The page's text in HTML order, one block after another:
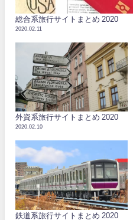
総合系旅行サイトまとめ 2020
2020.02.11
外資系旅行サイトまとめ 2020
2020.02.10
鉄道系旅行サイトまとめ 2020